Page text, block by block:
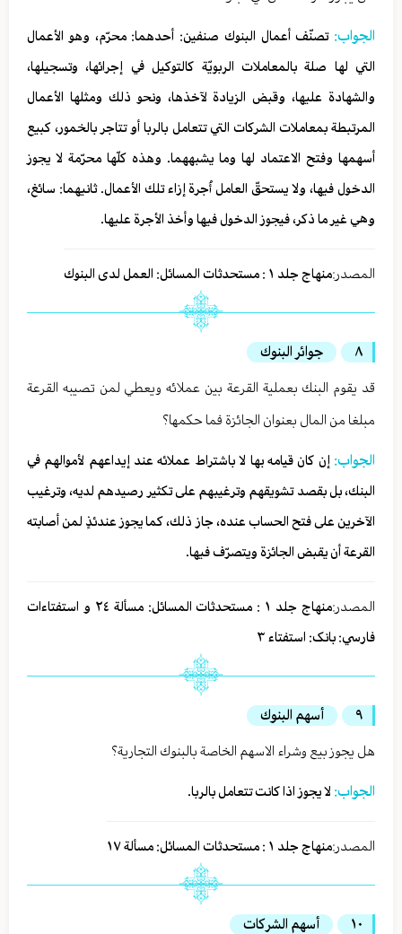
الجواب:تصنّف أعمال البنوك صنفين: أحدهما: محرّم، وهو الأعمال
التي لها صلة بالمعاملات الربويّة كالتوكيل في إجرائها، وتسجيلها،
والشهادة عليها، وقبض الزيادة لآخذها، ونحو ذلك ومثلها الأعمال
المرتبطة بمعاملات الشركات التي تتعامل بالربا أو تتاجر بالخمور، كبيع
أسهمها وفتح الاعتماد لها وما يشبههما. وهذه كلّها محرّمة لا يجوز
الدخول فيها، ولا يستحقّ العامل أُجرة إزاء تلك الأعمال. ثانيهما: سائغ،
وهي غير ما ذكر، فيجوز الدخول فيها وأخذ الأجرة عليها.
المصدر:منهاج جلد ١ : مستحدثات المسائل: العمل لدى البنوك
٨
جوائر البنوك
قد يقوم البنك بعملية القرعة بين عملائه ويعطي لمن تصيبه القرعة
مبلغا من المال بعنوان الجائزة فما حكمها؟
الجواب: إن كان قيامه بها لا باشتراط عملائه عند إيداعهم لأموالهم في
البنك، بل بقصد تشويقهم وترغيبهم على تكثير رصيدهم لديه، وترغيب
الآخرين على فتح الحساب عنده، جاز ذلك، كما يجوز عندئذٍ لمن أصابته
القرعة أن يقبض الجائزة ويتصرّف فيها.
المصدر:
منهاج جلد ١ : مستحدثات المسائل: مسألة ٢٤ و استفتاءات
فارسي: بانک: استفتاء ٣
٩
أسهم البنوك
هل يجوز بيع وشراء الاسهم الخاصة بالبنوك التجارية؟
الجواب: لا يجوز اذا كانت تتعامل بالربا.
المصدر:منهاج جلد ١ : مستحدثات المسائل: مسألة ١٧
١٠
أسهم الشركات